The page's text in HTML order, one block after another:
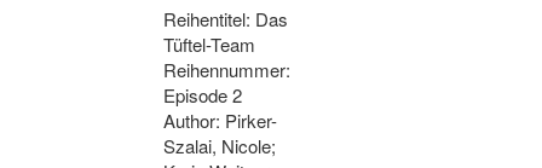
Reihentitel: Das
Tüftel-Team
Reihennummer:
Episode 2
Author: Pirker-
Szalai, Nicole;